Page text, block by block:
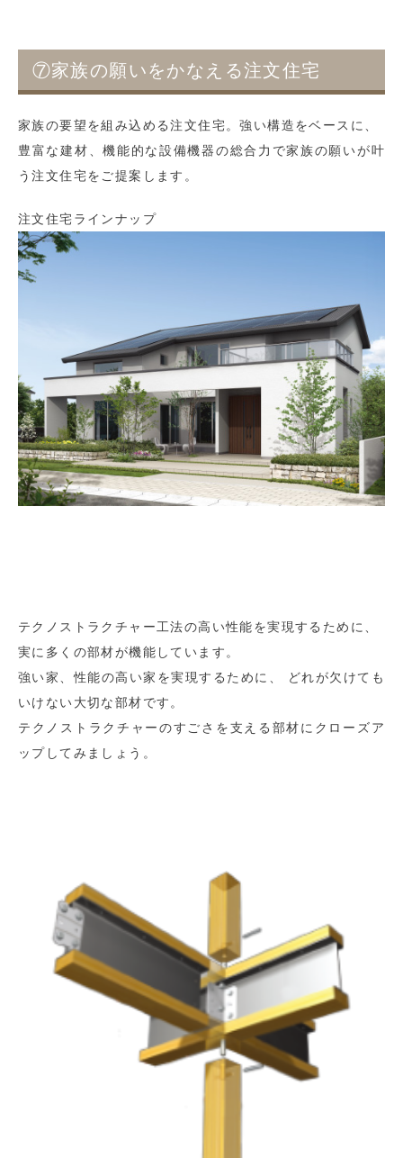
⑦家族の願いをかなえる注文住宅
家族の要望を組み込める注文住宅。強い構造をベースに、
豊富な建材、機能的な設備機器の総合力で家族の願いが叶
う注文住宅をご提案します。
注文住宅ラインナップ
テクノストラクチャー工法の高い性能を実現するために、
実に多くの部材が機能しています。
強い家、性能の高い家を実現するために、 どれが欠けても
いけない大切な部材です。
テクノストラクチャーのすごさを支える部材にクローズア
ップしてみましょう。